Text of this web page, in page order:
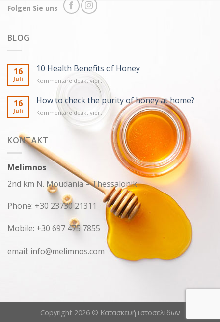
Folgen Sie uns
BLOG
16
Juli
10 Health Benefits of Honey
Kommentare deaktiviertfür
Health
Benefits
of
Honey
16
Juli
How to check the purity of honey at home?
Kommentare deaktiviertfür
check
purity
home?
KONTAKT
Melimnos
2nd km N. Moudania – Thessaloniki
Phone: +30 23730 21311
Mobile: +30 697 475 7855
email: info@melimnos.com
Copyright 2026 © Κατασκευή ιστοσελίδων